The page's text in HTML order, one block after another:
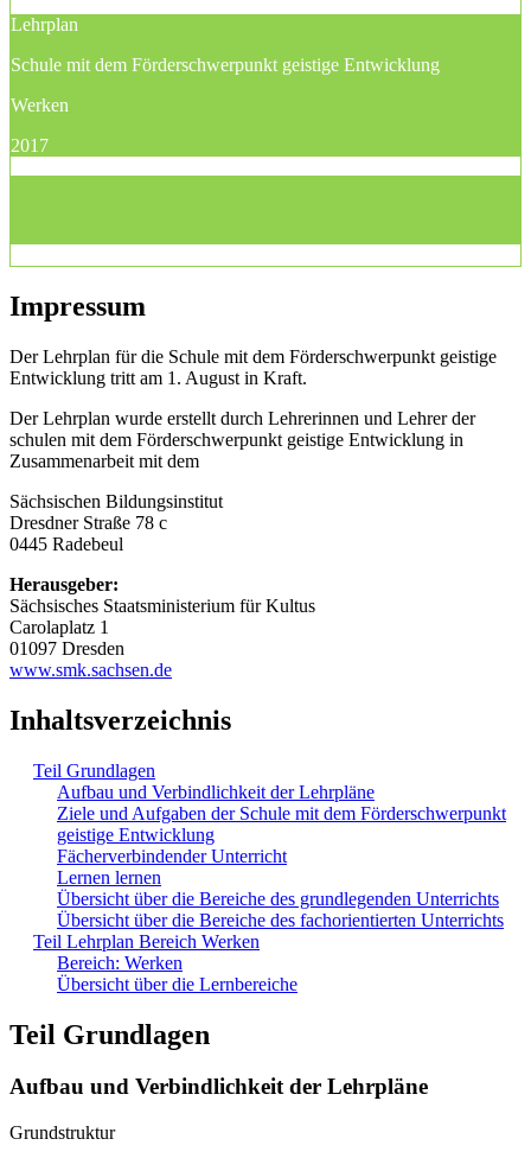
Lehrplan
Schule mit dem Förderschwerpunkt geistige Entwicklung
Werken
2017
Impressum
Der Lehrplan für die Schule mit dem Förderschwerpunkt geistige
Entwicklung tritt am 1. August in Kraft.
Der Lehrplan wurde erstellt durch Lehrerinnen und Lehrer der
schulen mit dem Förderschwerpunkt geistige Entwicklung in
Zusammenarbeit mit dem
Sächsischen Bildungsinstitut
Dresdner Straße 78 c
0445 Radebeul
Herausgeber:
Sächsisches Staatsministerium für Kultus
Carolaplatz 1
01097 Dresden
www.smk.sachsen.de
Inhaltsverzeichnis
Teil Grundlagen
Aufbau und Verbindlichkeit der Lehrpläne
Ziele und Aufgaben der Schule mit dem Förderschwerpunkt
geistige Entwicklung
Fächerverbindender Unterricht
Lernen lernen
Übersicht über die Bereiche des grundlegenden Unterrichts
Übersicht über die Bereiche des fachorientierten Unterrichts
Teil Lehrplan Bereich Werken
Bereich: Werken
Übersicht über die Lernbereiche
Teil Grundlagen
Aufbau und Verbindlichkeit der Lehrpläne
Grundstruktur